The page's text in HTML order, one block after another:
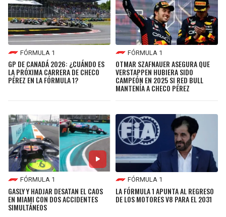
FÓRMULA 1
GP DE CANADÁ 2026: ¿CUÁNDO ES
LA PRÓXIMA CARRERA DE CHECO
PÉREZ EN LA FÓRMULA 1?
FÓRMULA 1
OTMAR SZAFNAUER ASEGURA QUE
VERSTAPPEN HUBIERA SIDO
CAMPEÓN EN 2025 SI RED BULL
MANTENÍA A CHECO PÉREZ
FÓRMULA 1
GASLY Y HADJAR DESATAN EL CAOS
EN MIAMI CON DOS ACCIDENTES
SIMULTÁNEOS
FÓRMULA 1
LA FÓRMULA 1 APUNTA AL REGRESO
DE LOS MOTORES V8 PARA EL 2031